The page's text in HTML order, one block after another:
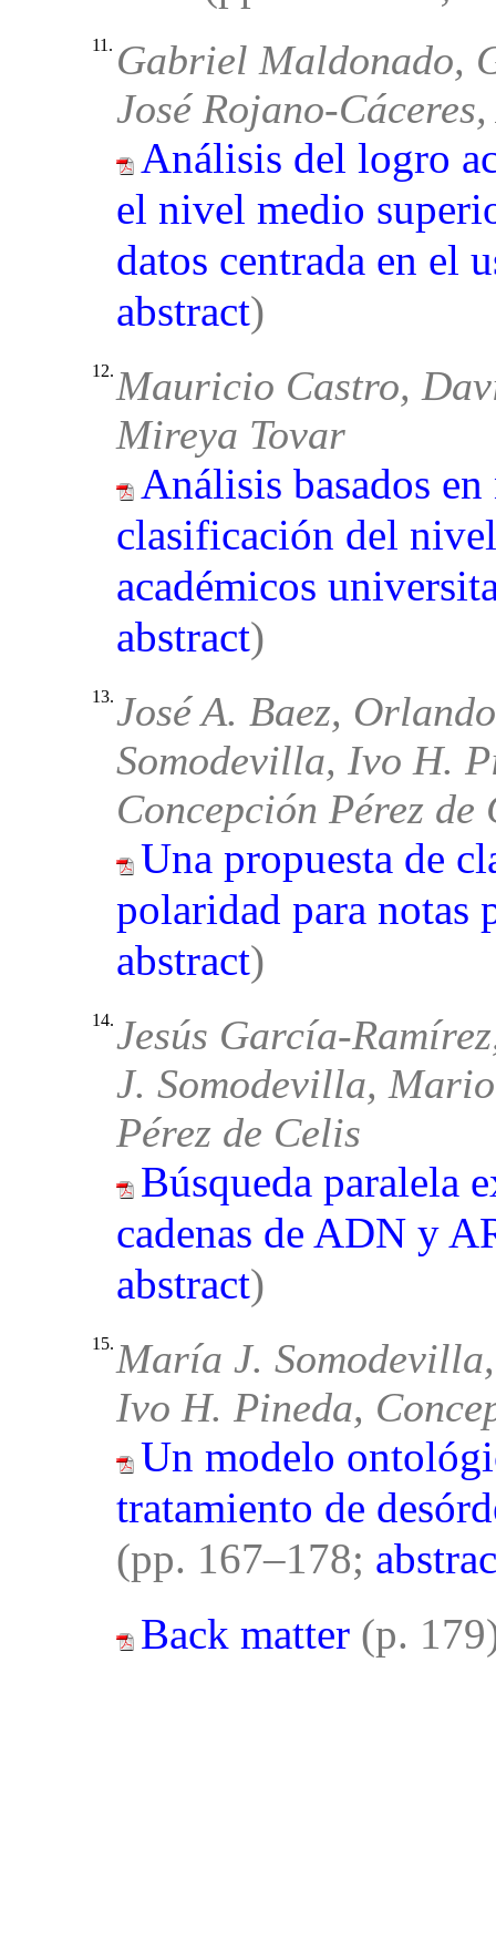
11. Gabriel Maldonado,
José Rojano-
Análisis del logro
el nivel medio
datos centrada en el
abstract)
12. Mauricio Castro,
Mireya Tovar
Análisis basados
clasificación del
académicos
abstract)
13.José A. Baez,
Somodevilla, Ivo H.
Concepción Pérez de
Una propuesta de
polaridad para notas
abstract)
14.Jesús García-
J. Somodevilla,
Pérez de Celis
Búsqueda paralela
cadenas de ADN y
abstract)
15. María J.
Ivo H. Pineda,
Un modelo
tratamiento de
(pp. 167–178;
Back matter (p.